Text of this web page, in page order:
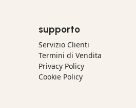
supporto
Servizio Clienti
Termini di Vendita
Privacy Policy
Cookie Policy